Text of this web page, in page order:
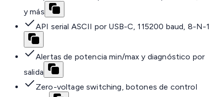
y más
API serial ASCII por USB-C, 115200 baud, 8-N-1
Alertas de potencia min/max y diagnóstico por
salida
Zero-voltage switching, botones de control